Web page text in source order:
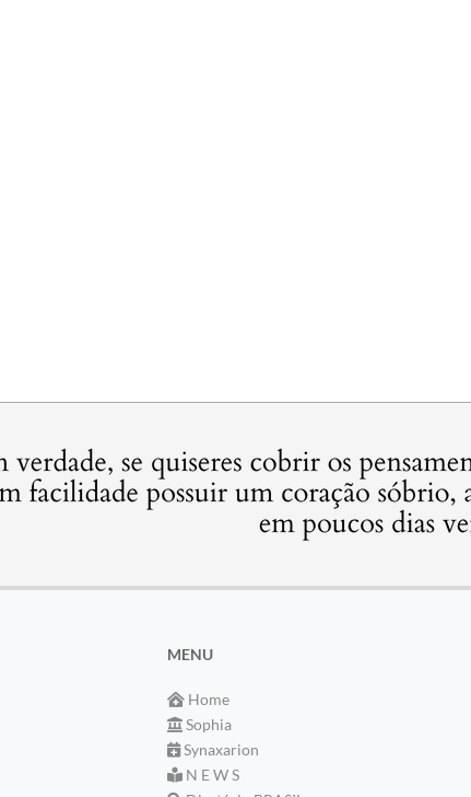
MENU
Home
Sophia
Synaxarion
N E W S